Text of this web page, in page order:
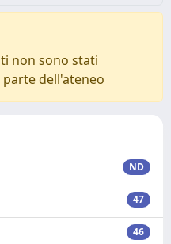
non sono stati
dell'ateneo
ND
47
46